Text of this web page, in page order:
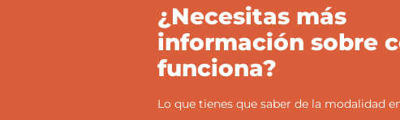
¿Necesitas más
información sobre
funciona?
Lo que tienes que saber de la modalidad